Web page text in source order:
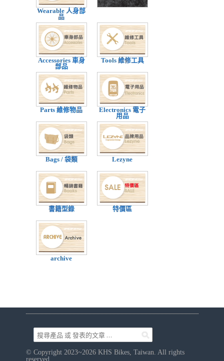
Wearable 人身部
品
Accessories 車身
部品
Tools 維修工具
Parts 維修物品
Electronics 電子
用品
Bags / 袋類 Lezyne
書籍型錄 特價區
archive
© Copyright 2023~2026 KHS Bikes, Taiwan. All rights
reserved.